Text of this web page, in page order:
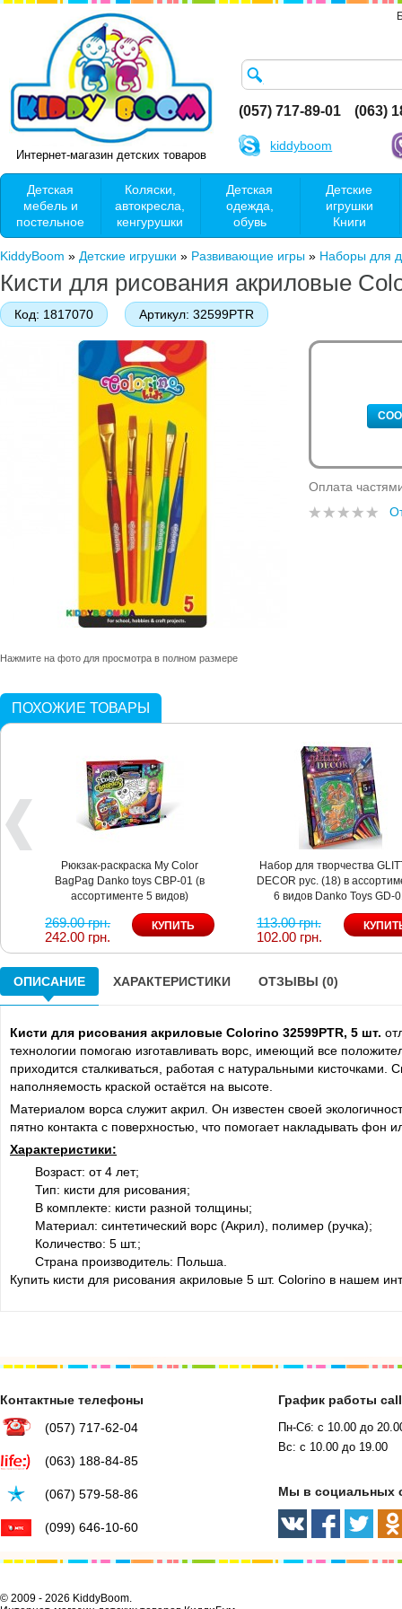
Интернет-магазин детских товаров
(057) 717-89-01 (063)
kiddyboom
Детская
мебель и
постельное
Коляски,
автокресла,
кенгурушки
Детская
одежда,
обувь
Детские
игрушки
Книги
KiddyBoom » Детские игрушки » Развивающие игры » Наборы для
Кисти для рисования акриловые
Код: 1817070 Артикул: 32599PTR
Нажмите на фото для просмотра в полном размере
Оплата
ПОХОЖИЕ ТОВАРЫ
Рюкзак-раскраска My Color
BagPag Danko toys CBP-01 (в
ассортименте 5 видов)
269.00 грн.
242.00 грн.
Набор для творчества
DECOR рус. (18) в
6 видов Danko Toys GD-
113.00 грн.
102.00 грн.
ОПИСАНИЕ ХАРАКТЕРИСТИКИ ОТЗЫВЫ (0)
Кисти для рисования акриловые Colorino 32599PTR, 5 шт.
технологии помогаю изготавливать ворс, имеющий все
приходится сталкиваться, работая с натуральными
наполняемость краской остаётся на высоте.
Материалом ворса служит акрил. Он известен своей
пятно контакта с поверхностью, что помогает накладывать фон
Характеристики:
Возраст: от 4 лет;
Тип: кисти для рисования;
В комплекте: кисти разной толщины;
Материал: синтетический ворс (Акрил), полимер (ручка);
Количество: 5 шт.;
Страна производитель: Польша.
Купить кисти для рисования акриловые 5 шт. Colorino в нашем
Контактные телефоны
(057) 717-62-04
(063) 188-84-85
(067) 579-58-86
(099) 646-10-60
График работы
Пн-Сб: с 10.00 до
Вс: с 10.00 до 19.00
Мы в социальных
© 2009 - 2026 KiddyBoom.